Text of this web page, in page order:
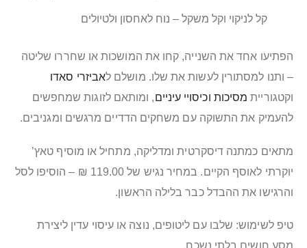
קל לניקוי וקל משקל – נוח לאחסון ולטיולים
הפתיעו אחד את השנייה, קחו את המושכות או שחררו שליטה
– ותנו למסתורין לעשות את שלו. מושלם לאביזרי סאדו
וקטגוריית מסיכות וכיסויי עיניים, ומותאם לזוגות שמחפשים
להעמיק את התשוקה עם משחקים הדדיים מרגשים ומגניבים.
מתאים כמתנה דיסקרטית ומדליקה, מתחיל או מוסיף טאץ’
יוקרתי לאוסף הקיים. במחיר נגיש של 119.00 ₪ – הוסיפו לסל
והרגישו את ההבדל כבר בלילה הראשון.
טיפ לשימוש: שלבו עם ליטופים, נוצה או עיסוי עדין ליצירת